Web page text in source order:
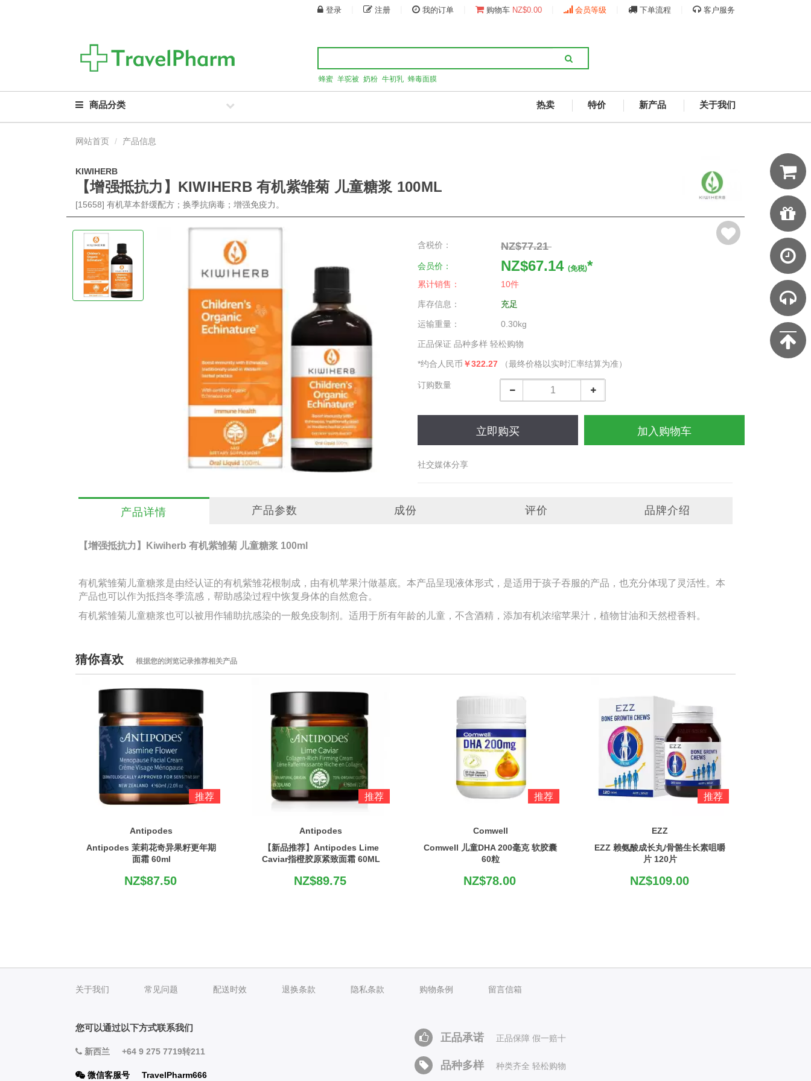
登录 注册 我的订单 购物车 NZ$0.00 会员等级 下单流程 客户服务
蜂蜜 羊驼被 奶粉 牛初乳 蜂毒面膜
商品分类 热卖 特价 新产品 关于我们
网站首页 产品信息
KIWIHERB
【增强抵抗力】KIWIHERB 有机紫雏菊 儿童糖浆 100ML
[15658] 有机草本舒缓配方；换季抗病毒；增强免疫力。
含税价： NZ$77.21
会员价： NZ$67.14 (免税)*
累计销售： 10件
库存信息： 充足
运输重量： 0.30kg
正品保证 品种多样 轻松购物
*约合人民币 ￥322.27 （最终价格以实时汇率结算为准）
订购数量
立即购买 加入购物车
社交媒体分享
产品详情 产品参数 成份 评价 品牌介绍
【增强抵抗力 】Kiwiherb 有机紫雏菊 儿童糖浆 100ml
有机紫雏菊儿童糖浆是由经认证的有机紫雏花根制成，由有机苹果汁做基底。本产品呈现液体形式，是适用于孩子吞服的产品，也充分体现了灵活性。本
产品也可以作为抵挡冬季流感，帮助感染过程中恢复身体的自然愈合。
有机紫雏菊儿童糖浆也可以被用作辅助抗感染的一般免疫制剂。适用于所有年龄的儿童，不含酒精，添加有机浓缩苹果汁，植物甘油和天然橙香料。
猜你喜欢 根据您的浏览记录推荐相关产品
推荐
Antipodes
Antipodes 茉莉花奇异果籽更年期
面霜 60ml
NZ$87.50
推荐
Antipodes
【新品推荐】Antipodes Lime
Caviar指橙胶原紧致面霜 60ML
NZ$89.75
推荐
Comwell
Comwell 儿童DHA 200毫克 软胶囊
60粒
NZ$78.00
推荐
EZZ
EZZ 赖氨酸成长丸/骨骼生长素咀嚼
片 120片
NZ$109.00
关于我们 常见问题 配送时效 退换条款 隐私条款 购物条例 留言信箱
您可以通过以下方式联系我们
新西兰 +64 9 275 7719转211
微信客服号 TravelPharm666
正品承诺 正品保障 假一赔十
品种多样 种类齐全 轻松购物